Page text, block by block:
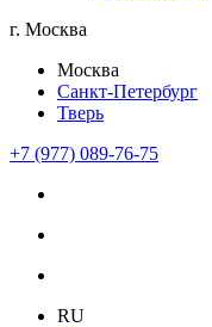
г. Москва
Москва
Санкт-Петербург
Тверь
+7 (977) 089-76-75
RU